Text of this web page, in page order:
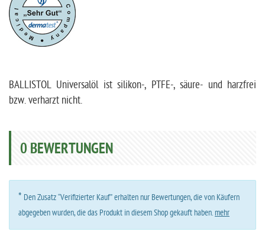
BALLISTOL Universalöl ist silikon-, PTFE-, säure- und harzfrei
bzw. verharzt nicht.
0 BEWERTUNGEN
* Den Zusatz “Verifizierter Kauf” erhalten nur Bewertungen, die von Käufern
abgegeben wurden, die das Produkt in diesem Shop gekauft haben.mehr